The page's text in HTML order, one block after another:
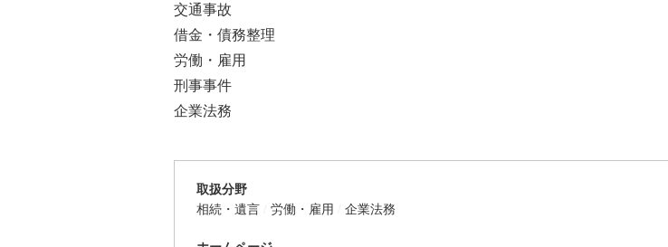
交通事故
借金・債務整理
労働・雇用
刑事事件
企業法務
取扱分野
相続・遺言
労働・雇用 企業法務